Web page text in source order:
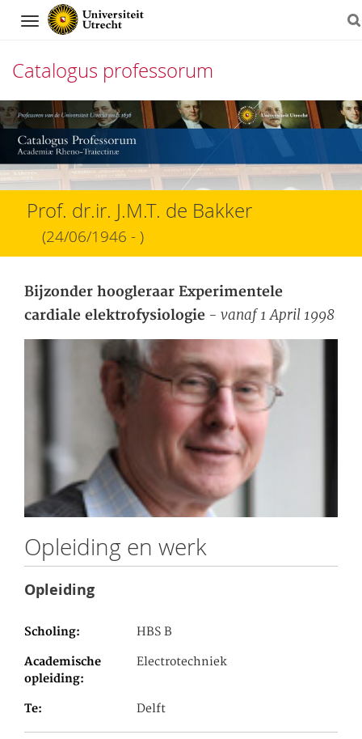
Navigation
Catalogus professorum
Direct
naar
het
inhoud
Prof. dr.ir. J.M.T. de Bakker
(24/06/1946 - )
Bijzonder hoogleraar Experimentele
cardiale elektrofysiologie - vanaf 1 April 1998
Opleiding en werk
Opleiding
Scholing HBS B
Academische
opleiding
Electrotechniek
Te Delft